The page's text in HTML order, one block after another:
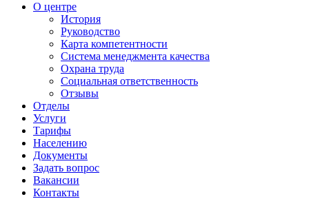
О центре
История
Руководство
Карта компетентности
Система менеджмента качества
Охрана труда
Социальная ответственность
Отзывы
Отделы
Услуги
Тарифы
Населению
Документы
Задать вопрос
Вакансии
Контакты